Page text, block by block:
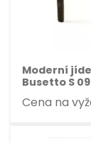
Moderní
Busetto S
Cena na